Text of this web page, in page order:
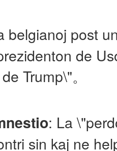
belgianoj post
de
Trump\"。
: La
sin kaj ne